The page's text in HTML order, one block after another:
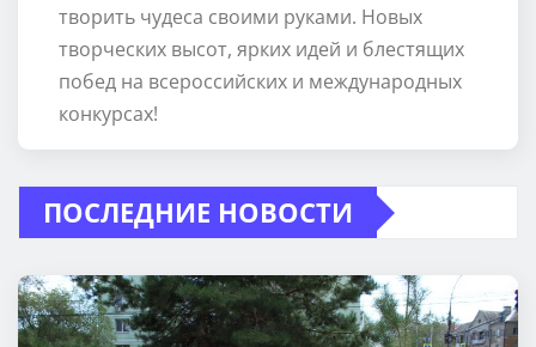
творить чудеса своими руками. Новых
творческих высот, ярких идей и блестящих
побед на всероссийских и международных
конкурсах!
ПОСЛЕДНИЕ НОВОСТИ